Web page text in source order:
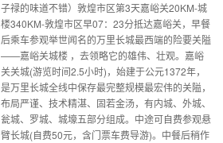
子禄的味道不错）敦煌市区第3天嘉峪关20KM-城
楼340KM-敦煌市区早07：23分抵达嘉峪关，早餐
后乘车参观举世闻名的万里长城最西端的险要关隘
——嘉峪关城楼 ，去领略它的雄伟、壮观。嘉峪
关关城(游览时间2.5小时)，始建于公元1372年，
是万里长城全线中保存最完整规模最宏伟的关隘，
布局严谨、技术精湛、固若金汤，有内城、外城、
瓮城、罗城、城壕五部分组成。中途可自费参观悬
臂长城(自费50元，含门票车费导游)。中餐后稍作